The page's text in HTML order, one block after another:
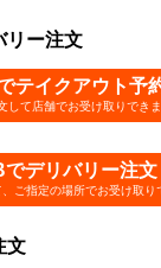
リー注文
テイクアウト予
して店舗でお受け取りでき
でデリバリー注文
ご指定の場所でお受け取り
文